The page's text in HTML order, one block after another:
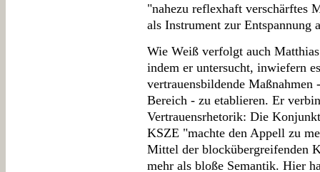
"nahezu reflexhaft verschärftes
als Instrument zur Entspannung
Wie Weiß verfolgt auch
indem er untersucht, inwiefern
vertrauensbildende
Bereich - zu etablieren. Er
Vertrauensrhetorik: Die
KSZE "machte den Appell zu
Mittel der blockübergreifenden
mehr als bloße Semantik. Hier